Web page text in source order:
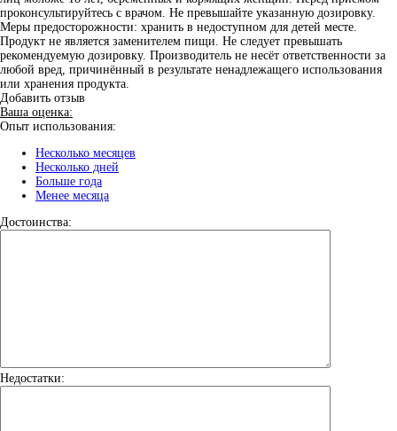
проконсультируйтесь с врачом. Не превышайте указанную дозировку.
Меры предосторожности: хранить в недоступном для детей месте.
Продукт не является заменителем пищи. Не следует превышать
рекомендуемую дозировку. Производитель не несёт ответственности за
любой вред, причинённый в результате ненадлежащего использования
или хранения продукта.
Добавить отзыв
Ваша оценка:
Опыт использования:
Несколько месяцев
Несколько дней
Больше года
Менее месяца
Достоинства:
Недостатки: